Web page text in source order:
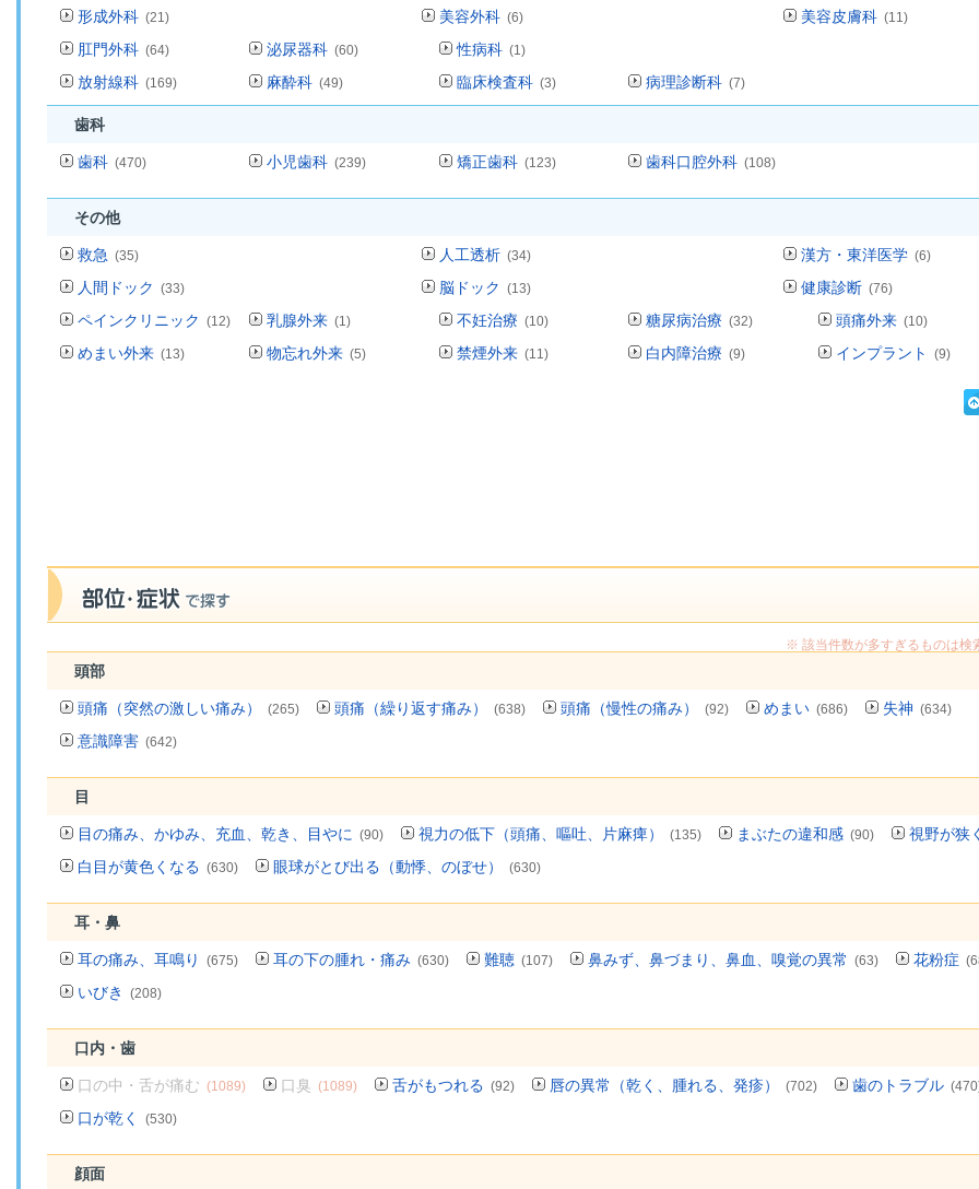
形成外科 (21) 美容外科 (6) 美容皮膚科 (11)
肛門外科 (64) 泌尿器科 (60) 性病科 (1)
放射線科 (169) 麻酔科 (49) 臨床検査科 (3) 病理診断科 (7)
歯科
歯科 (470) 小児歯科 (239) 矯正歯科 (123) 歯科口腔外科 (108)
その他
救急 (35) 人工透析 (34) 漢方・東洋医学 (6)
人間ドック (33) 脳ドック (13) 健康診断 (76)
ペインクリニック (12) 乳腺外来 (1) 不妊治療 (10) 糖尿病治療 (32) 頭痛外来 (10)
めまい外来 (13) 物忘れ外来 (5) 禁煙外来 (11) 白内障治療 (9) インプラント (9)
※ 該当件数が多すぎるものは検
頭部
頭痛（突然の激しい痛み） (265) 頭痛（繰り返す痛み） (638) 頭痛（慢性の痛み） (92) めまい (686) 失神 (634)
意識障害 (642)
目
目の痛み、かゆみ、充血、乾き、目やに (90) 視力の低下（頭痛、嘔吐、片麻痺） (135) まぶたの違和感 (90) 視野が狭
白目が黄色くなる (630) 眼球がとび出る（動悸、のぼせ） (630)
耳・鼻
耳の痛み、耳鳴り (675) 耳の下の腫れ・痛み (630) 難聴 (107) 鼻みず、鼻づまり、鼻血、嗅覚の異常 (63) 花粉症
いびき (208)
口内・歯
口の中・舌が痛む (1089) 口臭 (1089) 舌がもつれる (92) 唇の異常（乾く、腫れる、発疹） (702) 歯のトラブル
口が乾く (530)
顔面